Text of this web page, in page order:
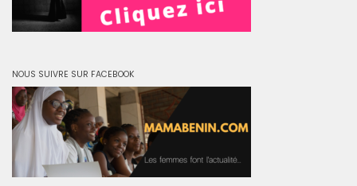
NOUS SUIVRE SUR FACEBOOK